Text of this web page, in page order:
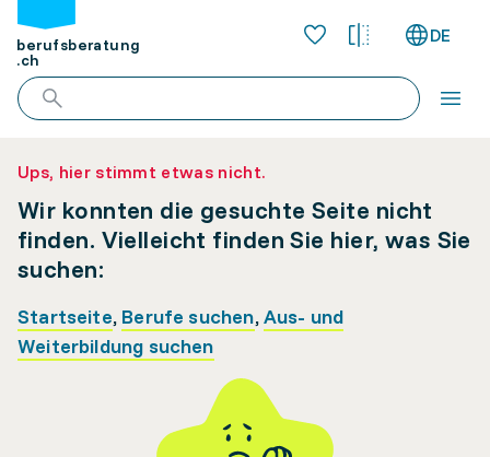
berufsberatung
.ch
DE
Ups, hier stimmt etwas nicht.
Wir konnten die gesuchte Seite nicht
finden. Vielleicht finden Sie hier, was Sie
suchen:
Startseite, Berufe suchen,Aus- und
Weiterbildung suchen